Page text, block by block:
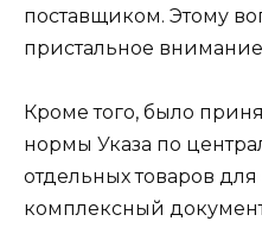
поставщиком. Этому
пристальное
Кроме того, было
нормы Указа по
отдельных товаров
комплексный